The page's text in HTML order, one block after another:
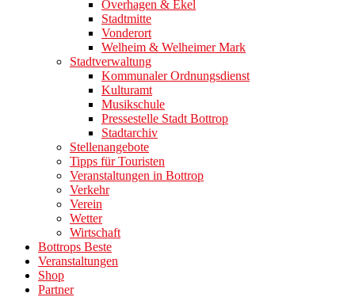
Overhagen & Ekel
Stadtmitte
Vonderort
Welheim & Welheimer Mark
Stadtverwaltung
Kommunaler Ordnungsdienst
Kulturamt
Musikschule
Pressestelle Stadt Bottrop
Stadtarchiv
Stellenangebote
Tipps für Touristen
Veranstaltungen in Bottrop
Verkehr
Verein
Wetter
Wirtschaft
Bottrops Beste
Veranstaltungen
Shop
Partner